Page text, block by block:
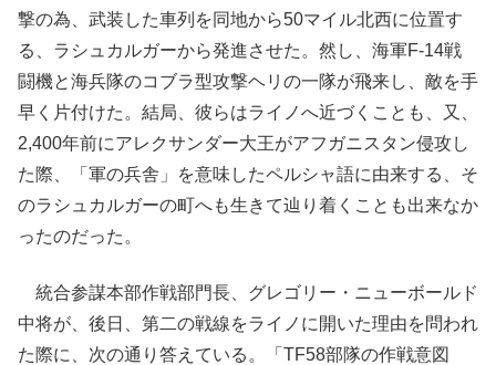
撃の為、武装した車列を同地から50マイル北西に位置す
る、ラシュカルガーから発進させた。然し、海軍F-14戦
闘機と海兵隊のコブラ型攻撃ヘリの一隊が飛来し、敵を手
早く片付けた。結局、彼らはライノへ近づくことも、又、
2,400年前にアレクサンダー大王がアフガニスタン侵攻し
た際、「軍の兵舎」を意味したペルシャ語に由来する、そ
のラシュカルガーの町へも生きて辿り着くことも出来なか
ったのだった。
統合参謀本部作戦部門長、グレゴリー・ニューボールド
中将が、後日、第二の戦線をライノに開いた理由を問われ
た際に、次の通り答えている。「TF58部隊の作戦意図